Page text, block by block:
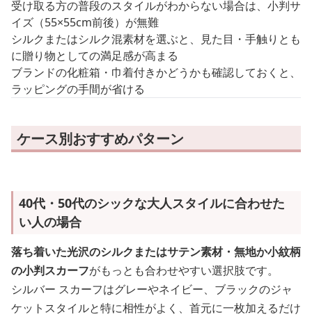
受け取る方の普段のスタイルがわからない場合は、小判サ
イズ（55×55cm前後）が無難
シルクまたはシルク混素材を選ぶと、見た目・手触りとも
に贈り物としての満足感が高まる
ブランドの化粧箱・巾着付きかどうかも確認しておくと、
ラッピングの手間が省ける
ケース別おすすめパターン
40代・50代のシックな大人スタイルに合わせた
い人の場合
落ち着いた光沢のシルクまたはサテン素材・無地か小紋柄
の小判スカーフがもっとも合わせやすい選択肢です。
シルバー スカーフはグレーやネイビー、ブラックのジャ
ケットスタイルと特に相性がよく、首元に一枚加えるだけ